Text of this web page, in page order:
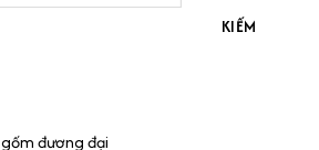
KIẾM
đương đại